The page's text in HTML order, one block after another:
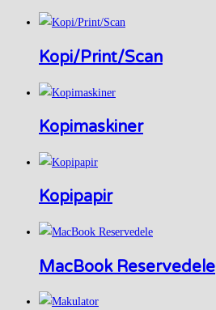
Kopi/Print/Scan
Kopimaskiner
Kopipapir
MacBook Reservedele